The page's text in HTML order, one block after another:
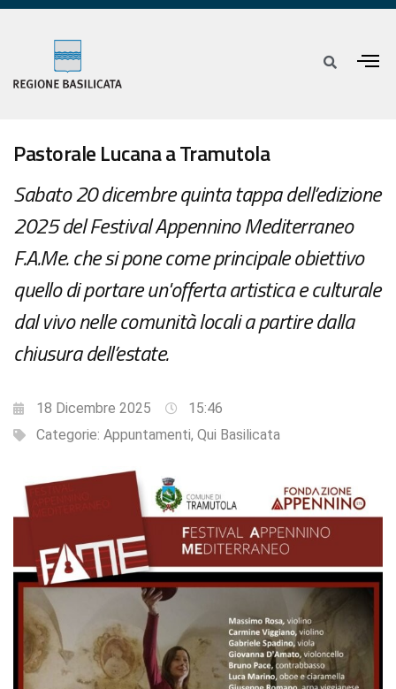
Pastorale Lucana a Tramutola
Sabato 20 dicembre quinta tappa dell’edizione
2025 del Festival Appennino Mediterraneo
F.A.Me. che si pone come principale obiettivo
quello di portare un'offerta artistica e culturale
dal vivo nelle comunità locali a partire dalla
chiusura dell’estate.
18 Dicembre 2025
15:46
Categorie: Appuntamenti, Qui Basilicata